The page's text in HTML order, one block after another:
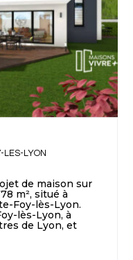
LES-LYON
de maison sur
m², situé à
Foy-lès-Lyon.
lès-Lyon, à
de Lyon, et